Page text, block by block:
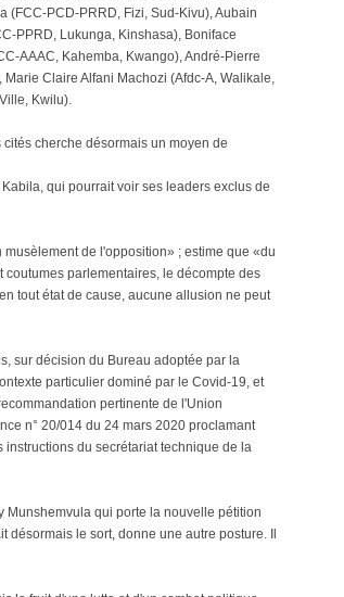
(FCC-PCD-PRRD, Fizi, Sud-Kivu), Aubain
PPRD, Lukunga, Kinshasa), Boniface
AAAC, Kahemba, Kwango), André-Pierre
Claire Alfani Machozi (Afdc-A, Walikale,
Kwilu).
cherche désormais un moyen de
qui pourrait voir ses leaders exclus de
de l'opposition» ; estime que «du
parlementaires, le décompte des
tout état de cause, aucune allusion ne peut
sur décision du Bureau adoptée par la
particulier dominé par le Covid-19, et
pertinente de l'Union
n° 20/014 du 24 mars 2020 proclamant
du secrétariat technique de la
Munshemvula qui porte la nouvelle pétition
le sort, donne une autre posture. Il